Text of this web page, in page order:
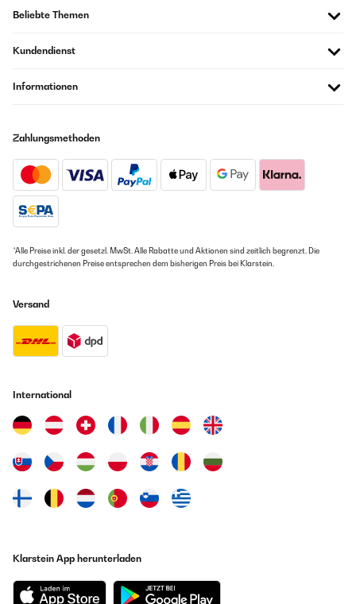
Beliebte Themen
Kundendienst
Informationen
Zahlungsmethoden
*Alle Preise inkl. der gesetzl. MwSt. Alle Rabatte und Aktionen sind zeitlich begrenzt. Die
durchgestrichenen Preise entsprechen dem bisherigen Preis bei Klarstein.
Versand
International
Klarstein App herunterladen